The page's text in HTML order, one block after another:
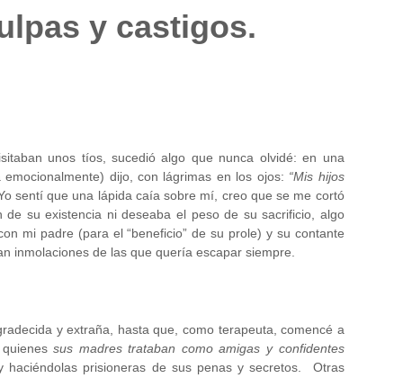
y castigos.
unos tíos, sucedió algo que nunca olvidé: en una
dijo, con lágrimas en los ojos: “Mis hijos
sentí que una lápida caía sobre mí, creo que se me cortó
su existencia ni deseaba el peso de su sacrificio, algo
mi padre (para el “beneficio” de su prole) y su contante
inmolaciones de las que quería escapar siempre.
y extraña, hasta que, como terapeuta, comencé a
quienessus madres trataban como amigas y confidentes
haciéndolas prisioneras de sus penas y secretos. Otras